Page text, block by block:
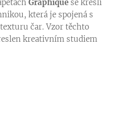
Graphique se kreslí
která je spojená s
čar. Vzor těchto
kreativním studiem